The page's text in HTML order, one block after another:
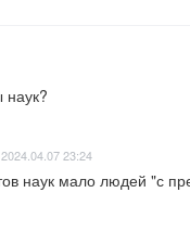
наук?
2024.04.07 23:24
наук мало людей "с